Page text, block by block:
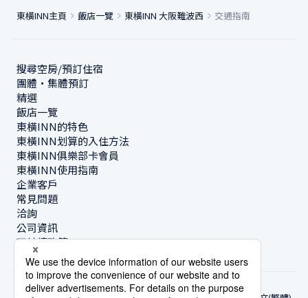
東橫INN主頁 飯店一覽 東橫INN 大阪難波西 交通指南
搜尋空房/預訂住宿
團體・集體預訂
精選
飯店一覽
東橫INN的特色
東橫INN划算的入住方法
東橫INN俱樂部卡會員
東橫INN使用指南
企業客戶
常見問題
洽詢
公司資訊
可持續政策